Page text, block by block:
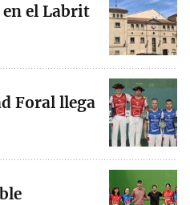
el Labrit
Foral llega